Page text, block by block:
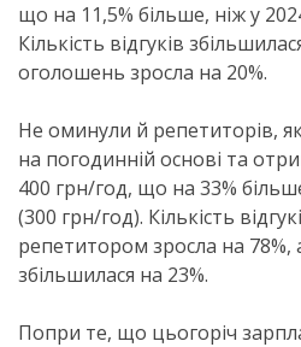
що на 11,5% більше, ніж у
Кількість відгуків
оголошень зросла на 20%.
Не оминули й репетиторів,
на погодинній основі та
400 грн/год, що на 33%
(300 грн/год). Кількість
репетитором зросла на 78%,
збільшилася на 23%.
Попри те, що цьогоріч